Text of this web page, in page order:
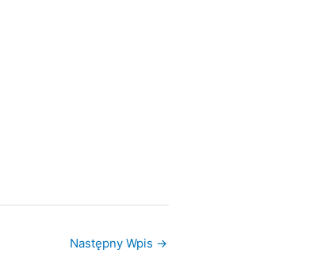
Następny Wpis →